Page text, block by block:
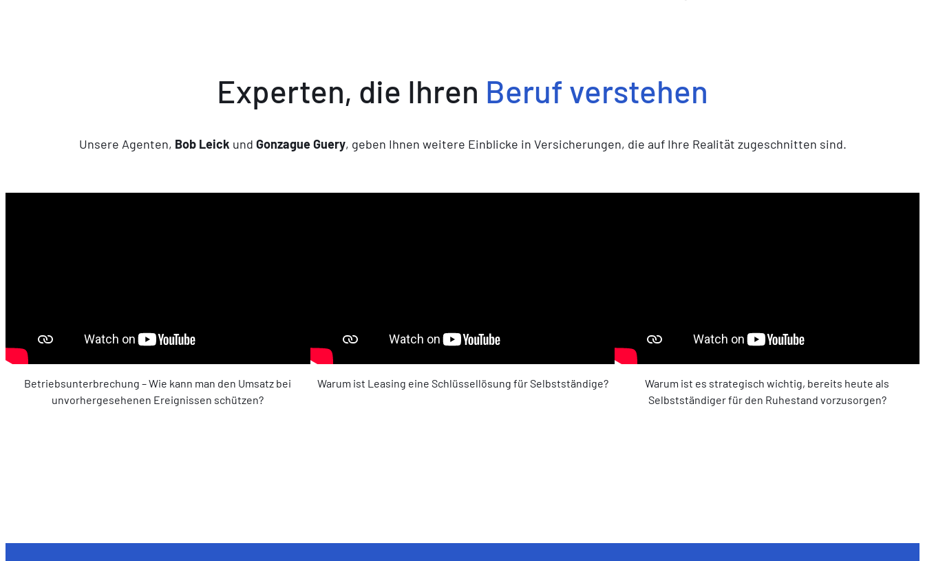
Experten, die Ihren Beruf verstehen
Unsere Agenten, Bob Leick und Gonzague Guery, geben Ihnen weitere Einblicke in Versicherungen, die auf Ihre Realität zugeschnitten sind.
Betriebsunterbrechung – Wie kann man den Umsatz bei
unvorhergesehenen Ereignissen schützen?
Warum ist Leasing eine Schlüssellösung für Selbstständige?
Warum ist es strategisch wichtig, bereits heute als
Selbstständiger für den Ruhestand vorzusorgen?